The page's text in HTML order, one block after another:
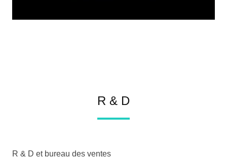
R & D
R & D et bureau des ventes